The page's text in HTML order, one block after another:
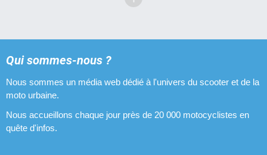
Pipes d'admission pour Piaggio Typhoon
Pneus pour Piaggio Typhoon
Revêtements de poignées pour Piaggio Typhoon
Qui sommes-nous ?
Nous sommes un média web dédié à l'univers du scooter et de la
moto urbaine.
Nous accueillons chaque jour près de 20 000 motocyclistes en
quête d'infos.